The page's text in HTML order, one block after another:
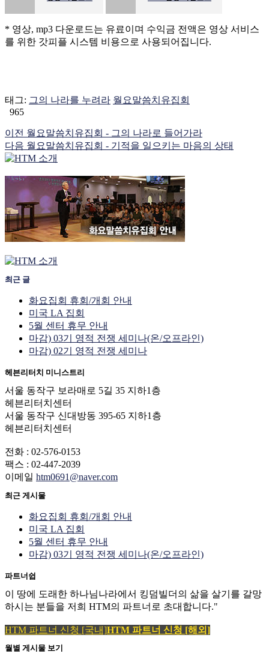
* 영상, mp3 다운로드는 유료이며 수익금 전액은 영상 서비스
를 위한 갓피플 시스템 비용으로 사용되어집니다.
태그: 그의 나라를 누려라 월요말씀치유집회
965
이전 월요말씀치유집회 - 그의 나라로 들어가라
다음 월요말씀치유집회 - 기적을 일으키는 마음의 상태
최근 글
화요집회 휴회/개회 안내
미국 LA 집회
5월 센터 휴무 안내
마감) 03기 영적 전쟁 세미나(온/오프라인)
마감) 02기 영적 전쟁 세미나
헤븐리터치 미니스트리
서울 동작구 보라매로 5길 35 지하1층
헤븐리터치센터
서울 동작구 신대방동 395-65 지하1층
헤븐리터치센터
전화 : 02-576-0153
팩스 : 02-447-2039
이메일 htm0691@naver.com
최근 게시물
화요집회 휴회/개회 안내
미국 LA 집회
5월 센터 휴무 안내
마감) 03기 영적 전쟁 세미나(온/오프라인)
파트너쉽
이 땅에 도래한 하나님나라에서 킹덤빌더의 삶을 살기를 갈망
하시는 분들을 저희 HTM의 파트너로 초대합니다."
HTM 파트너 신청 [국내]HTM 파트너 신청 [해외]
월별 게시물 보기